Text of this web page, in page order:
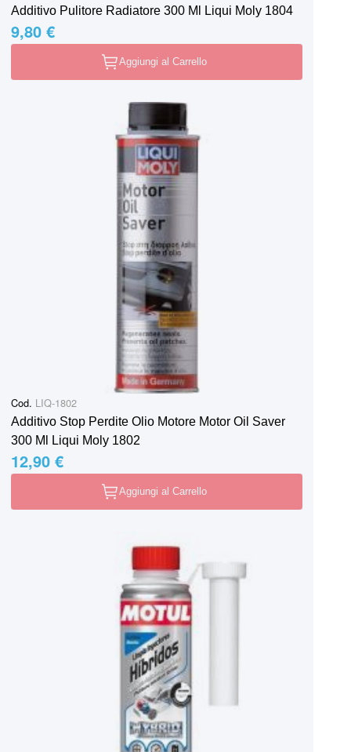
Additivo Pulitore Radiatore 300 Ml Liqui Moly 1804
9,80 €
Aggiungi al Carrello
Cod. LIQ-1802
Additivo Stop Perdite Olio Motore Motor Oil Saver
300 Ml Liqui Moly 1802
12,90 €
Aggiungi al Carrello